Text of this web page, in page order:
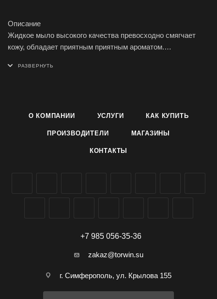
Описание
Жидкое мыло высокого качества превосходно смягчает
кожу, обладает приятным приятным ароматом.
использования дома, так и в офисе. Не содержит
олефинсульфонат, диэтаноламид жирных кислот
метилхлороизотиазолинон (и) метилизотиазолинон,
Эффект от использования: смягчение
Тип дозирования: пуш-пул
Вид упаковки: флакон
О КОМПАНИИ УСЛУГИ КАК КУПИТЬ
ПРОИЗВОДИТЕЛИ МАГАЗИНЫ
КОНТАКТЫ
+7 985 056-35-36
zakaz@torwin.su
г. Симферополь, ул. Крылова 155